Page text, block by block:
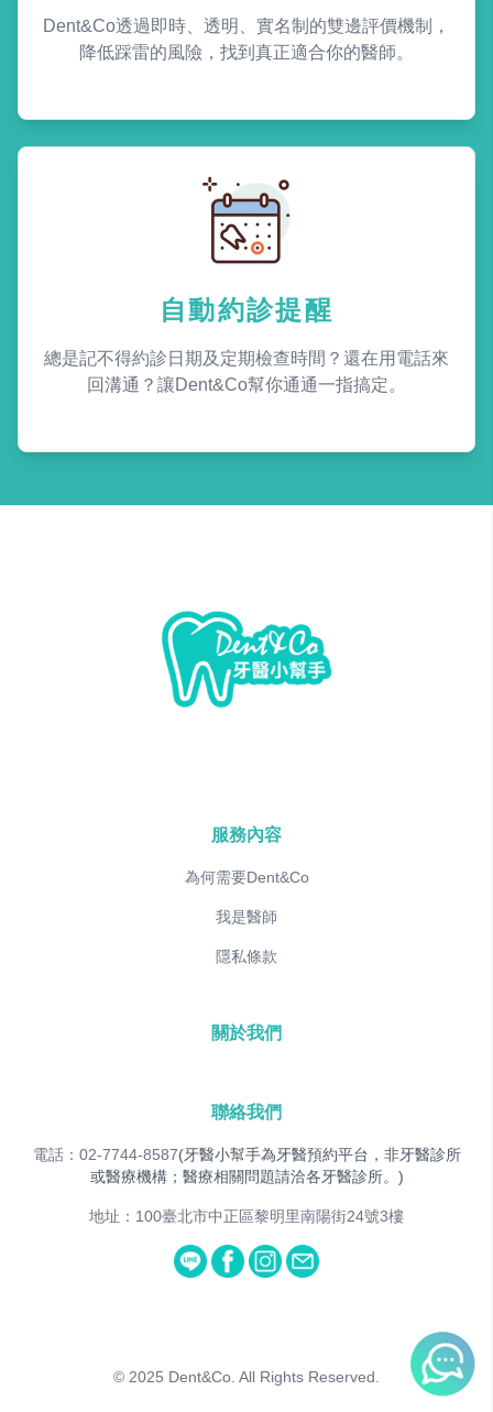
Dent&Co透過即時、透明、實名制的雙邊評價機制，
降低踩雷的風險，找到真正適合你的醫師。
自動約診提醒
總是記不得約診日期及定期檢查時間？還在用電話來
回溝通？讓Dent&Co幫你通通一指搞定。
服務內容
為何需要Dent&Co
我是醫師
隱私條款
關於我們
聯絡我們
電話：02-7744-8587(牙醫小幫手為牙醫預約平台，非牙醫診所
或醫療機構；醫療相關問題請洽各牙醫診所。)
地址：100臺北市中正區黎明里南陽街24號3樓
© 2025 Dent&Co. All Rights Reserved.